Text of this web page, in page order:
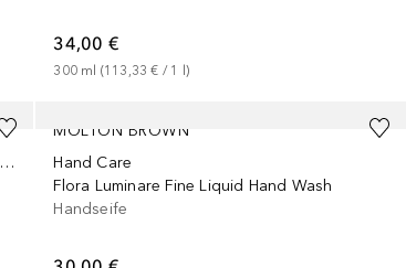
34,00 €
300 ml (113,33 € / 1 l)
Flametree & Pimento Bath & Shower Gel Doppelpack (2er Set)
MOLTON BROWN
Hand Care
Flora Luminare Fine Liquid Hand Wash
Handseife